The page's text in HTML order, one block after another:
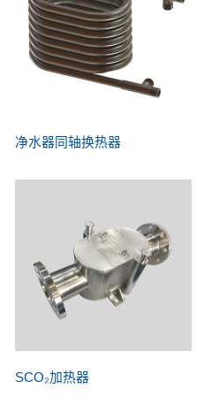
净水器同轴换热器
SCO₂加热器